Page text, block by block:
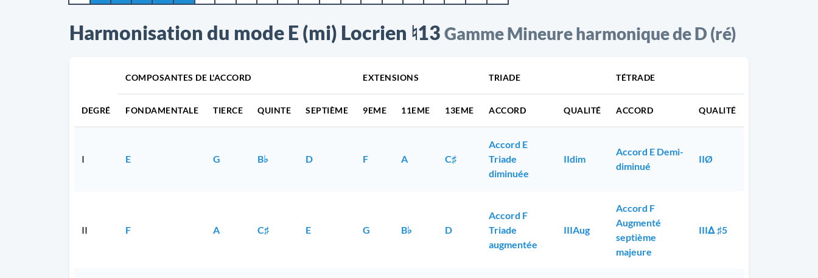
Harmonisation du mode E (mi) Locrien ♮13 Gamme Mineure harmonique de D (ré)
DEGRÉ
COMPOSANTES DE L'ACCORD EXTENSIONS TRIADE TÉTRADE
FONDAMENTALE TIERCE QUINTE SEPTIÈME 9EME 11EME 13EME ACCORD QUALITÉ ACCORD QUALITÉ
I E G B♭ D F A C♯
Accord E
Triade
diminuée
IIdim
Accord E Demi-
diminué
IIØ
II F A C♯ E G B♭ D
Accord F
Triade
augmentée
IIIAug
Accord F
Augmenté
septième
majeure
IIIΔ ♯5